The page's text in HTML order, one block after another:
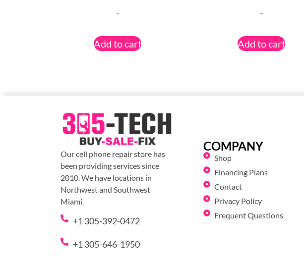
-
Add to cart
-
Add to cart
Our cell phone repair store has
been providing services since
2010. We have locations in
Northwest and Southwest
Miami.
+1 305-392-0472
+1 305-646-1950
COMPANY
Shop
Financing Plans
Contact
Privacy Policy
Frequent Questions